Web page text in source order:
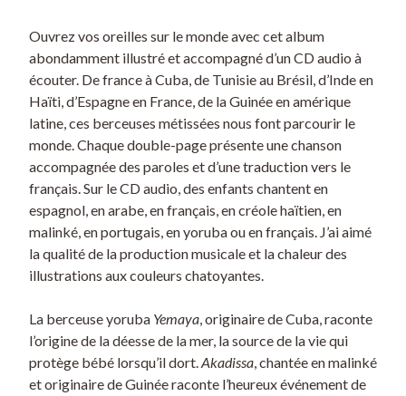
Ouvrez vos oreilles sur le monde avec cet album
abondamment illustré et accompagné d’un CD audio à
écouter. De france à Cuba, de Tunisie au Brésil, d’Inde en
Haïti, d’Espagne en France, de la Guinée en amérique
latine, ces berceuses métissées nous font parcourir le
monde. Chaque double-page présente une chanson
accompagnée des paroles et d’une traduction vers le
français. Sur le CD audio, des enfants chantent en
espagnol, en arabe, en français, en créole haïtien, en
malinké, en portugais, en yoruba ou en français. J’ai aimé
la qualité de la production musicale et la chaleur des
illustrations aux couleurs chatoyantes.
La berceuse yoruba Yemaya, originaire de Cuba, raconte
l’origine de la déesse de la mer, la source de la vie qui
protège bébé lorsqu’il dort.Akadissa, chantée en malinké
et originaire de Guinée raconte l’heureux événement de